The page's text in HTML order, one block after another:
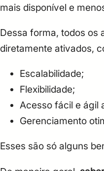
mais disponível e
Dessa forma, todos os
diretamente ativados,
Escalabilidade;
Flexibilidade;
Acesso fácil e ágil
Gerenciamento
Esses são só alguns